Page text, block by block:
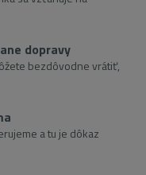
dopravy
bezdôvodne vrátiť,
a tu je dôkaz